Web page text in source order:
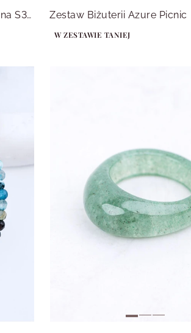
Naszyjnik kolorowy, stal pozłacana S316344Z00 Zestaw Biżuterii Azure Picnic
W ZESTAWIE TANIEJ